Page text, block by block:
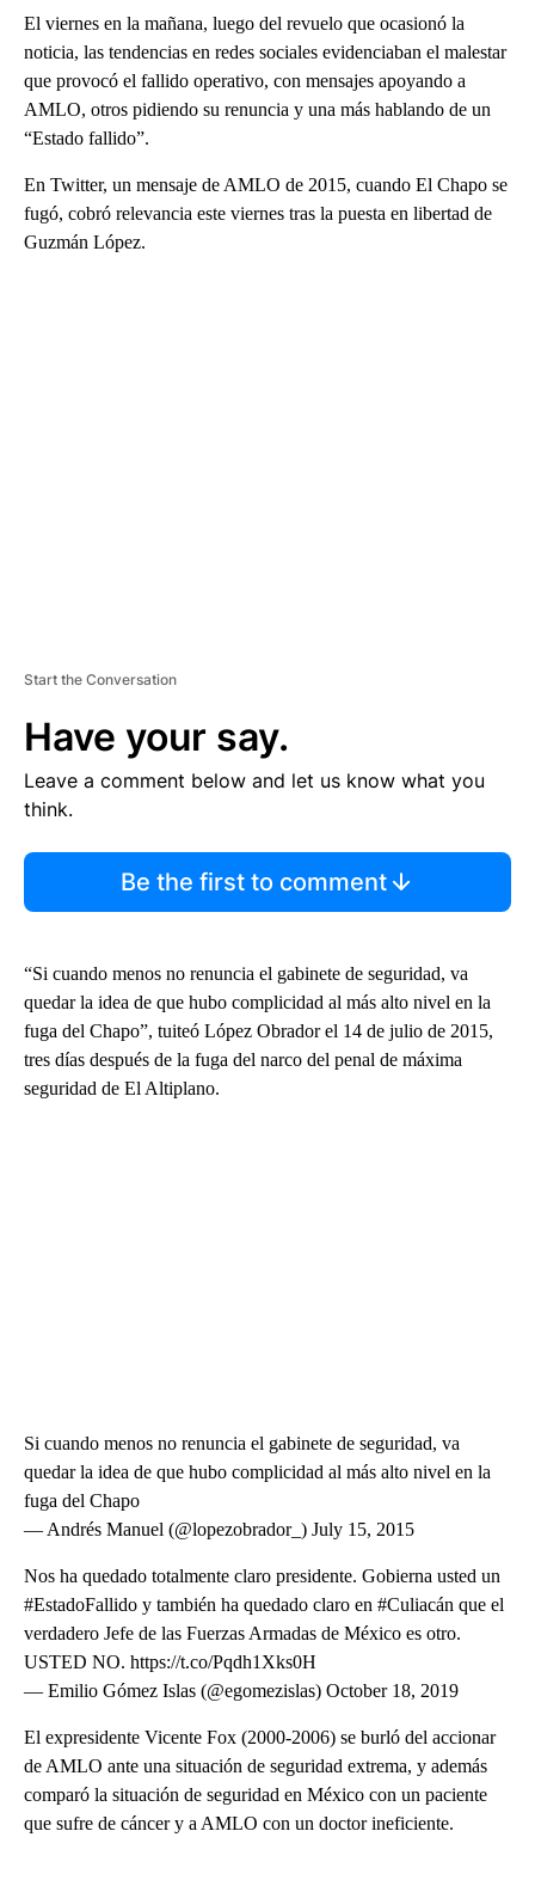
El viernes en la mañana, luego del revuelo que ocasionó la
noticia, las tendencias en redes sociales evidenciaban el malestar
que provocó el fallido operativo, con mensajes apoyando a
AMLO, otros pidiendo su renuncia y una más hablando de un
“Estado fallido”.
En Twitter, un mensaje de AMLO de 2015, cuando El Chapo se
fugó, cobró relevancia este viernes tras la puesta en libertad de
Guzmán López.
Start the Conversation
Have your say.
Leave a comment below and let us know what you
think.
Be the first to comment
“Si cuando menos no renuncia el gabinete de seguridad, va
quedar la idea de que hubo complicidad al más alto nivel en la
fuga del Chapo”, tuiteó López Obrador el 14 de julio de 2015,
tres días después de la fuga del narco del penal de máxima
seguridad de El Altiplano.
Si cuando menos no renuncia el gabinete de seguridad, va
quedar la idea de que hubo complicidad al más alto nivel en la
fuga del Chapo
— Andrés Manuel (@lopezobrador_) July 15, 2015
Nos ha quedado totalmente claro presidente. Gobierna usted un
#EstadoFallido y también ha quedado claro en #Culiacán que el
verdadero Jefe de las Fuerzas Armadas de México es otro.
USTED NO. https://t.co/Pqdh1Xks0H
— Emilio Gómez Islas (@egomezislas) October 18, 2019
El expresidente Vicente Fox (2000-2006) se burló del accionar
de AMLO ante una situación de seguridad extrema, y además
comparó la situación de seguridad en México con un paciente
que sufre de cáncer y a AMLO con un doctor ineficiente.